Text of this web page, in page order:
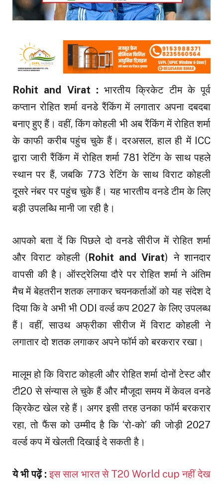
Rohit and Virat : भारतीय क्रिकेट टीम के पूर्व
कप्तान रोहित शर्मा वनडे रैंकिंग में लगातार अपना दबदबा
बनाए हुए हैं। वहीं, किंग कोहली भी अब रैंकिंग में रोहित शर्मा
के काफी करीब पहुंच चुके हैं। दरअसल, हाल ही में ICC
द्वारा जारी रैंकिंग में रोहित शर्मा 781 रेटिंग के साथ पहले
स्थान पर हैं, जबकि 773 रेटिंग के साथ विराट कोहली
दूसरे नंबर पर पहुंच चुके हैं। यह भारतीय वनडे टीम के लिए
बड़ी उपलब्धि मानी जा रही है।
आपको बता दें कि पिछले दो वनडे सीरीज में रोहित शर्मा
और विराट कोहली (Rohit and Virat) ने शानदार
वापसी की है। ऑस्ट्रेलिया दौरे पर रोहित शर्मा ने अंतिम
मैच में बेहतरीन शतक लगाकर चयनकर्ताओं को यह संदेश दे
दिया कि वे अभी भी ODI वर्ल्ड कप 2027 के लिए उपलब्ध
हैं। वहीं, साउथ अफ्रीका सीरीज में विराट कोहली ने
लगातार दो शतक लगाकर अपने फॉर्म को बरकरार रखा।
मालूम हो कि विराट कोहली और रोहित शर्मा दोनों टेस्ट और
टी20 से संन्यास ले चुके हैं और मौजूदा समय में केवल वनडे
क्रिकेट खेल रहे हैं। अगर इसी तरह उनका फॉर्म बरकरार
रहा, तो फैंस को उम्मीद है कि ‘रो-को’ की जोड़ी 2027
वर्ल्ड कप में खेलती दिखाई दे सकती है।
ये भी पढ़ें : इस साल भारत से T20 World cup नहीं देख